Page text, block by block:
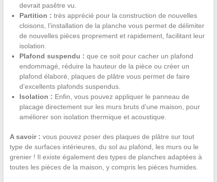
devrait pasêtre vu.
Partition : très apprécié pour la construction de nouvelles
cloisons, l’installation de la planche vous permet de délimiter
de nouvelles pièces proprement et rapidement, facilitant leur
isolation.
Plafond suspendu : que ce soit pour cacher un plafond
endommagé, réduire la hauteur de la pièce ou créer un
plafond élaboré, plaques de plâtre vous permet de faire
d’excellents plafonds suspendus.
Isolation : Enfin, vous pouvez appliquer le panneau de
placage directement sur les murs bruts d’une maison, pour
améliorer son isolation thermique et acoustique.
A savoir : vous pouvez poser des plaques de plâtre sur tout
type de surfaces intérieures, du sol au plafond, les murs ou le
grenier ! Il existe également des types de planches adaptées à
toutes les pièces de la maison, y compris les pièces humides.